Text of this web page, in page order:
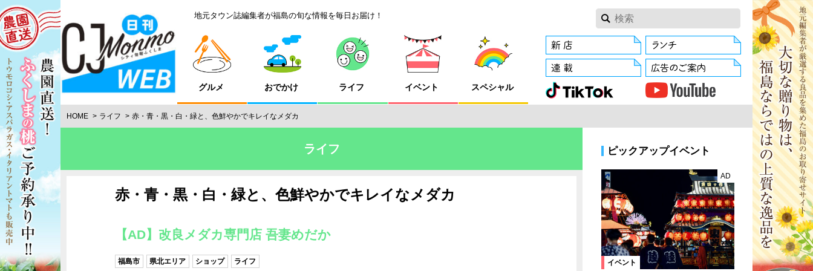
地元タウン誌編集者が福島の旬な情報を毎日お届け！
グルメ おでかけ ライフ イベント スペシャル
HOME ライフ 赤・青・黒・白・緑と、色鮮やかでキレイなメダカ
ライフ
赤・青・黒・白・緑と、色鮮やかでキレイなメダカ
【AD】改良メダカ専門店 吾妻めだか
福島市 県北エリア ショップ ライフ
ピックアップイベント
イベント
AD